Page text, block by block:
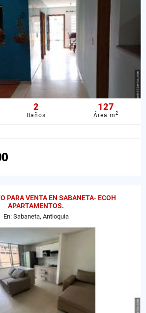
2
Baños
127
Área m2
PARA VENTA EN SABANETA- ECOH
APARTAMENTOS.
En: Sabaneta, Antioquia